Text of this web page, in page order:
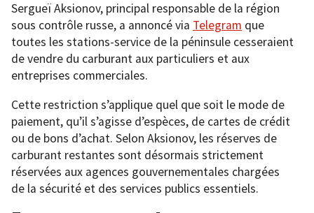
Sergueï Aksionov, principal responsable de la région
sous contrôle russe, a annoncé via Telegram que
toutes les stations-service de la péninsule cesseraient
de vendre du carburant aux particuliers et aux
entreprises commerciales.
Cette restriction s’applique quel que soit le mode de
paiement, qu’il s’agisse d’espèces, de cartes de crédit
ou de bons d’achat. Selon Aksionov, les réserves de
carburant restantes sont désormais strictement
réservées aux agences gouvernementales chargées
de la sécurité et des services publics essentiels.